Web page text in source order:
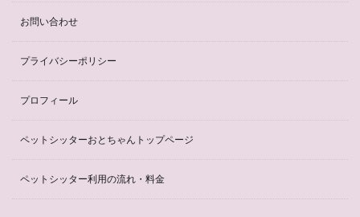
お問い合わせ
プライバシーポリシー
プロフィール
ペットシッターおとちゃんトップページ
ペットシッター利用の流れ・料金